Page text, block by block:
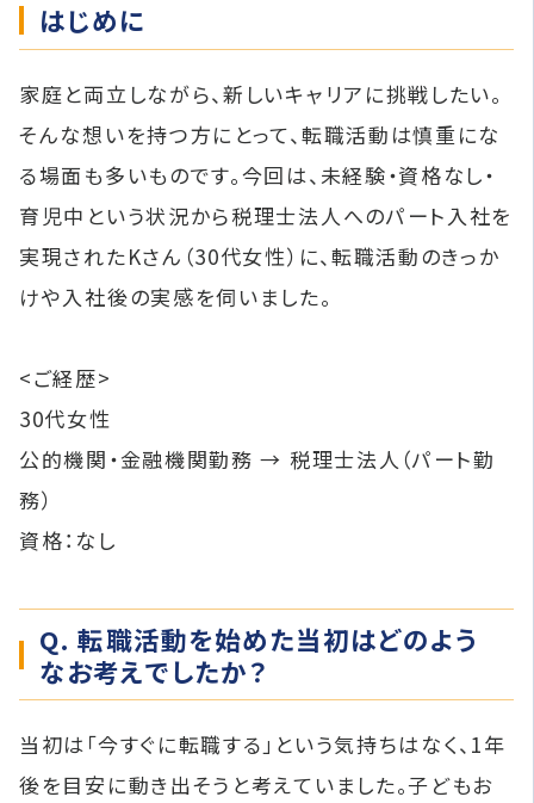
はじめに
家庭と両立しながら、新しいキャリアに挑戦したい。
そんな想いを持つ方にとって、転職活動は慎重にな
る場面も多いものです。今回は、未経験・資格なし・
育児中という状況から税理士法人へのパート入社を
実現されたKさん（30代女性）に、転職活動のきっか
けや入社後の実感を伺いました。
<ご経歴>
30代女性
公的機関・金融機関勤務 → 税理士法人（パート勤
務）
資格：なし
Q. 転職活動を始めた当初はどのよう
なお考えでしたか？
当初は「今すぐに転職する」という気持ちはなく、1年
後を目安に動き出そうと考えていました。子どもお